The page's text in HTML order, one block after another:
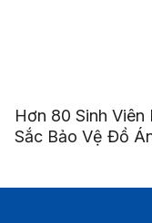
Hơn 80 Sinh
Sắc Bảo Vệ Đồ